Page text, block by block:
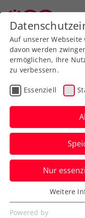
News filtern
Auf unserer Webseite
davon werden
ermöglichen, Ihre
zu verbessern.
Essenziell
Nur
Essenziell
Essenzielle Cookies
Weitere
Powered by